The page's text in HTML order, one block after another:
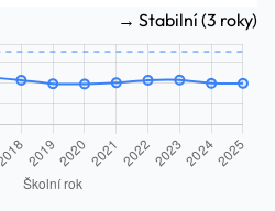
→ Stabilní (3 roky)